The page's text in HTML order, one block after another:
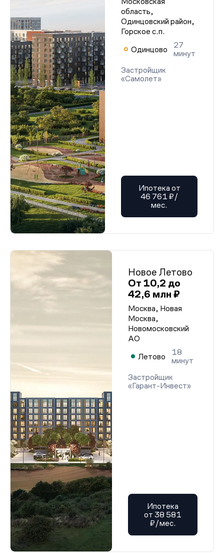
область,
Одинцовский район,
Горское с.п.
Одинцово
27
минут
Застройщик
«Самолет»
Ипотека от
46 761 ₽/
мес.
Новое Летово
От 10,2 до
42,6 млн ₽
Москва, Новая
Москва,
Новомосковский
АО
Летово
18
минут
Застройщик
«Гарант-Инвест»
Ипотека
от 38 581
₽/мес.